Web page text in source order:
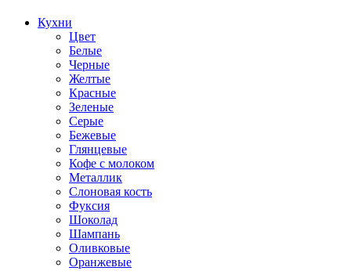
Кухни
Цвет
Белые
Черные
Желтые
Красные
Зеленые
Серые
Бежевые
Глянцевые
Кофе с молоком
Металлик
Слоновая кость
Фуксия
Шоколад
Шампань
Оливковые
Оранжевые